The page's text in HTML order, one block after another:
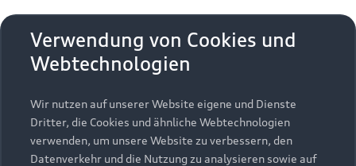
Zurück nach oben
Modelle
Alle Modelle
Modelle vergleichen
Kaufen & leasen
Neuwagensuche
Service & Zubehör
Verwendung von Cookies und
Webtechnologien
Wir nutzen auf unserer Website eigene und Dienste
Dritter, die Cookies und ähnliche Webtechnologien
verwenden, um unsere Website zu verbessern, den
Datenverkehr und die Nutzung zu analysieren sowie auf